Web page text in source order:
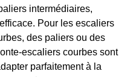
intermédiaires,
Pour les escaliers
des paliers ou des
escaliers courbes sont
parfaitement à la